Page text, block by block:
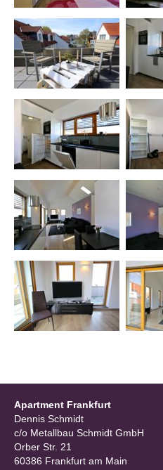
Apartment Frankfurt
Dennis Schmidt
c/o Metallbau Schmidt GmbH
Orber Str. 21
60386 Frankfurt am Main